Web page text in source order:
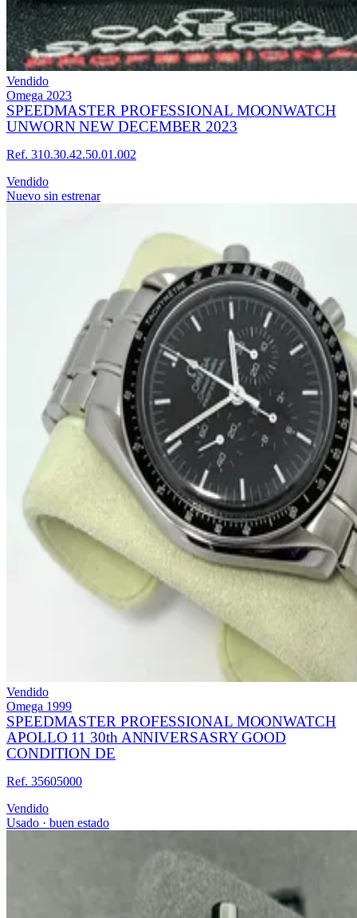
Vendido
Omega 2023
SPEEDMASTER PROFESSIONAL MOONWATCH
UNWORN NEW DECEMBER 2023
Ref. 310.30.42.50.01.002
Vendido
Nuevo sin estrenar
Vendido
Omega 1999
SPEEDMASTER PROFESSIONAL MOONWATCH
APOLLO 11 30th ANNIVERSASRY GOOD
CONDITION DE
Ref. 35605000
Vendido
Usado · buen estado